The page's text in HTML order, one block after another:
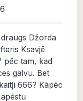
Džorda
Ksavjē
pēc tam, kad
galvu. Bet
666? Kāpēc